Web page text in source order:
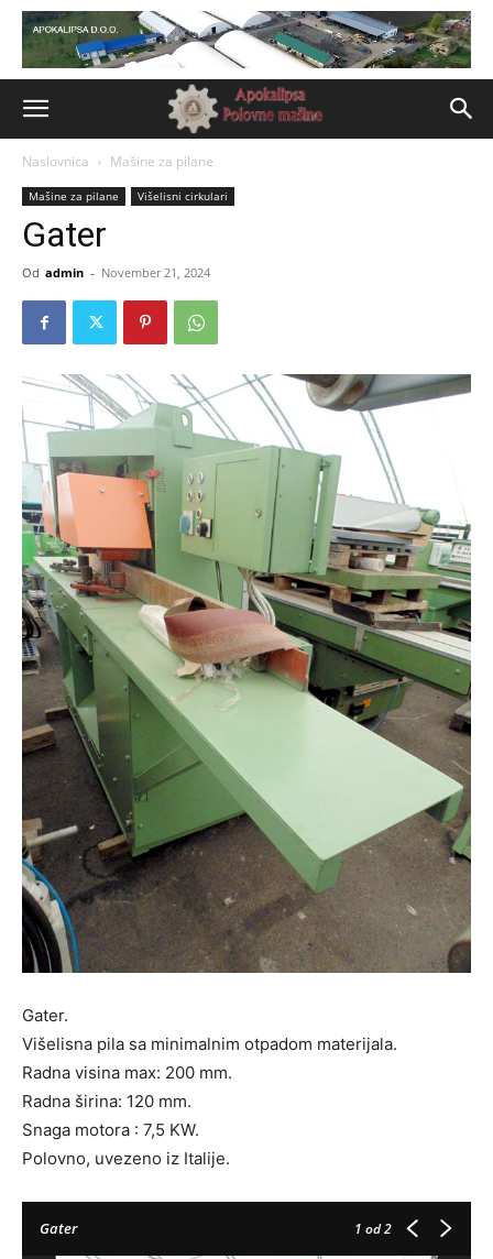
Naslovnica Mašine za pilane
Mašine za pilane Višelisni cirkulari
Gater
Od admin - November 21, 2024
Gater.
Višelisna pila sa minimalnim otpadom materijala.
Radna visina max: 200 mm.
Radna širina: 120 mm.
Snaga motora : 7,5 KW.
Polovno, uvezeno iz Italije.
Gater 1 od 2